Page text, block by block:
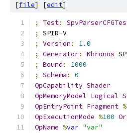
[file] [edit]
; Test:
;
SPIR-V
;
Version :
1.0
;
Generator: Khronos
;
Bound :
1000
;
Schema :
0
OpCapability Shader
OpMemoryModel Logical
OpEntryPoint Fragment %
OpExecutionMode %100
OpName %var "var"